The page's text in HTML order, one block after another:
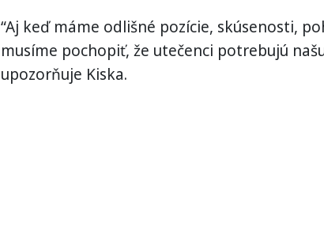
“Aj keď máme odlišné pozície, skúsenosti,
musíme pochopiť, že utečenci potrebujú
upozorňuje Kiska.